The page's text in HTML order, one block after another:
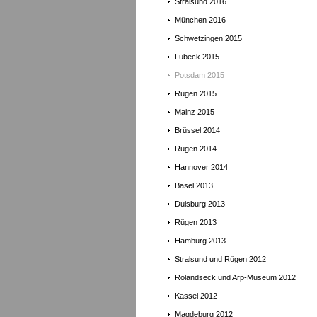
München 2016
Schwetzingen 2015
Lübeck 2015
Potsdam 2015
Rügen 2015
Mainz 2015
Brüssel 2014
Rügen 2014
Hannover 2014
Basel 2013
Duisburg 2013
Rügen 2013
Hamburg 2013
Stralsund und Rügen 2012
Rolandseck und Arp-Museum 2012
Kassel 2012
Magdeburg 2012